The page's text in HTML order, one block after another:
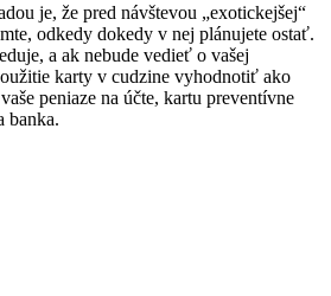
je, že pred návštevou „exotickejšej“
odkedy dokedy v nej plánujete ostať.
a ak nebude vedieť o vašej
karty v cudzine vyhodnotiť ako
peniaze na účte, kartu preventívne
banka.